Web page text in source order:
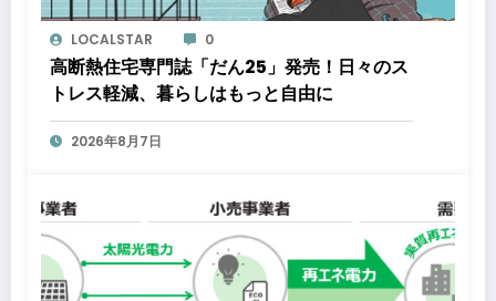
LOCALSTAR 0
高断熱住宅専門誌「だん25」発売！日々のス
トレス軽減、暮らしはもっと自由に
2026年8月7日